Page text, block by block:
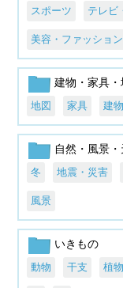
スポーツ テレビ
美容・ファッション
建物・家具・
地図 家具 建物
自然・風景
冬 地震・災害
風景
いきもの
動物 干支 植